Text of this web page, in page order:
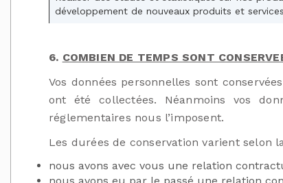
développement de nouveaux produits et services
6. COMBIEN DE TEMPS SONT
Vos données personnelles sont
ont été collectées. Néanmoins vos
réglementaires nous l’imposent.
Les durées de conservation varient selon
nous avons avec vous une relation